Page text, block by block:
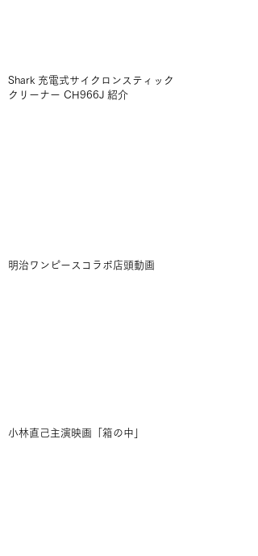
Shark 充電式サイクロンスティック
クリーナー CH966J 紹介
小林直己主演映画「箱の中」
明治ワンピースコラボ店頭動画